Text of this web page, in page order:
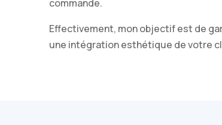
commande.
Effectivement, mon objectif est de
une intégration esthétique de votre